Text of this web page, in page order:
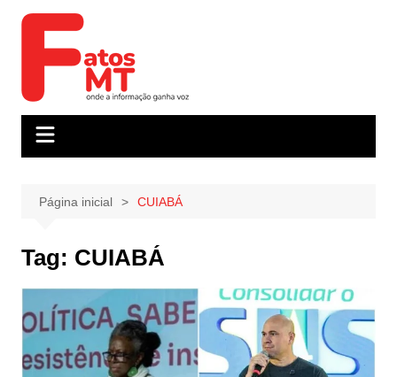
Página inicial CUIABÁ
Tag: CUIABÁ